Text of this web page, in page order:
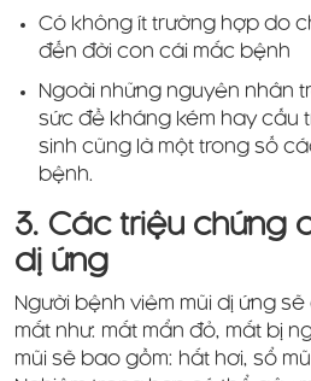
Có không ít trường hợp do
đến đời con cái mắc bệnh
Ngoài những nguyên nhân
sức đề kháng kém hay cấu
sinh cũng là một trong số
bệnh.
3. Các triệu chứng
dị ứng
Người bệnh viêm mũi dị ứng
mắt như: mắt mẩn đỏ, mắt bị
mũi sẽ bao gồm: hắt hơi, sổ